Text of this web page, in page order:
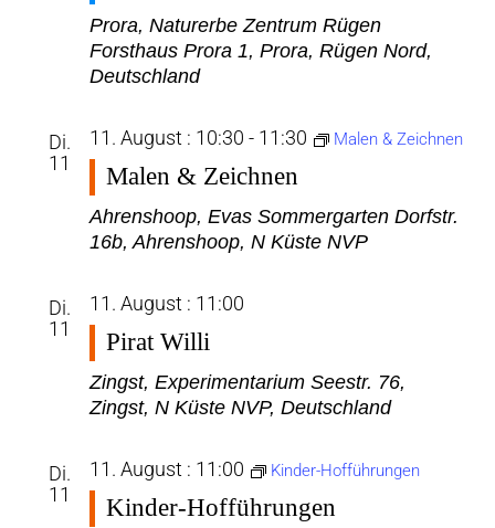
Prora, Naturerbe Zentrum Rügen
Forsthaus Prora 1, Prora, Rügen Nord,
Deutschland
Di.
11
11. August : 10:30 - 11:30 Malen & Zeichnen
Malen & Zeichnen
Ahrenshoop, Evas Sommergarten Dorfstr.
16b, Ahrenshoop, N Küste NVP
Di.
11
11. August : 11:00
Pirat Willi
Zingst, Experimentarium Seestr. 76,
Zingst, N Küste NVP, Deutschland
Di.
11
11. August : 11:00 Kinder-Hofführungen
Kinder-Hofführungen